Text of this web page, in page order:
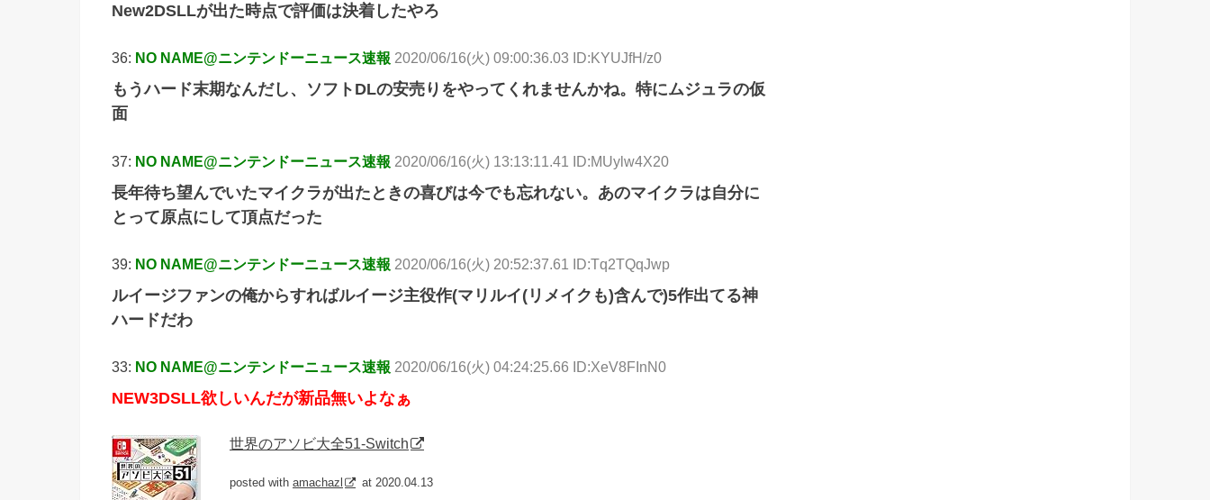
New2DSLLが出た時点で評価は決着したやろ
36: NO NAME@ニンテンドーニュース速報 2020/06/16(火) 09:00:36.03 ID:KYUJfH/z0
もうハード末期なんだし、ソフトDLの安売りをやってくれませんかね。特にムジュラの仮
面
37: NO NAME@ニンテンドーニュース速報 2020/06/16(火) 13:13:11.41 ID:MUylw4X20
長年待ち望んでいたマイクラが出たときの喜びは今でも忘れない。あのマイクラは自分に
とって原点にして頂点だった
39: NO NAME@ニンテンドーニュース速報 2020/06/16(火) 20:52:37.61 ID:Tq2TQqJwp
ルイージファンの俺からすればルイージ主役作(マリルイ(リメイクも)含んで)5作出てる神
ハードだわ
33: NO NAME@ニンテンドーニュース速報 2020/06/16(火) 04:24:25.66 ID:XeV8FInN0
NEW3DSLL欲しいんだが新品無いよなぁ
世界のアソビ大全51-Switch
posted with amachazl at 2020.04.13